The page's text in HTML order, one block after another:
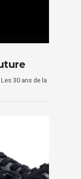
30 ans de la